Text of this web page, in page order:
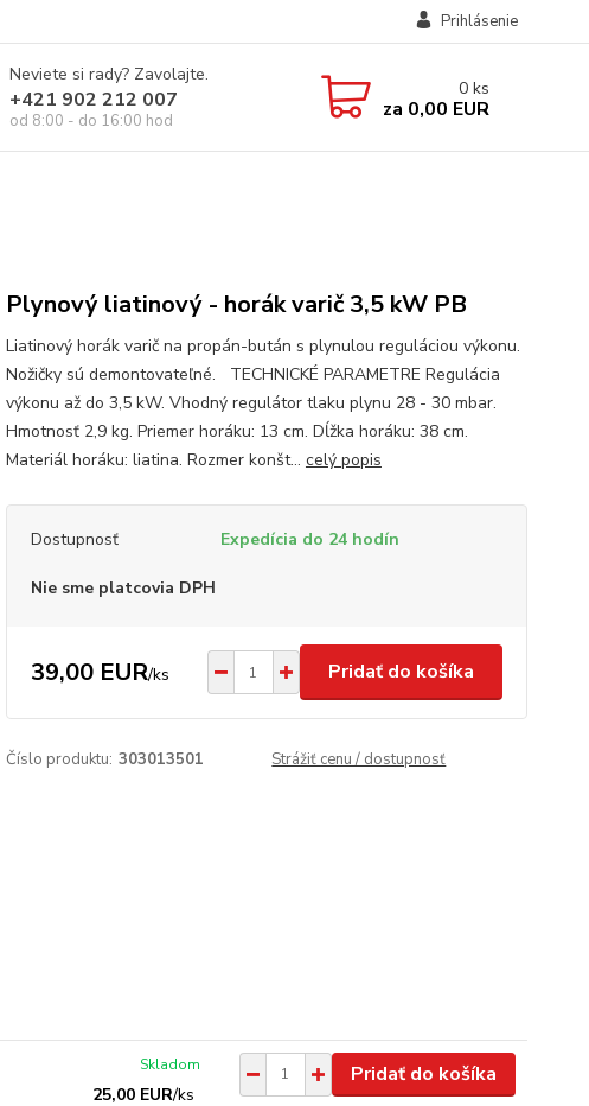
Prihlásenie
Neviete si rady? Zavolajte.
+421 902 212 007
od 8:00 - do 16:00 hod
0 ks
za 0,00 EUR
Plynový liatinový - horák varič 3,5 kW PB
Liatinový horák varič na propán-bután s plynulou reguláciou výkonu.
Nožičky sú demontovateľné. TECHNICKÉ PARAMETRE Regulácia
výkonu až do 3,5 kW. Vhodný regulátor tlaku plynu 28 - 30 mbar.
Hmotnosť 2,9 kg. Priemer horáku: 13 cm. Dĺžka horáku: 38 cm.
Materiál horáku: liatina. Rozmer konšt... celý popis
Dostupnosť Expedícia do 24 hodín
Nie sme platcovia DPH
39,00 EUR/ks Pridať do košíka
Číslo produktu: 303013501 Strážiť cenu / dostupnosť
25,00 EUR/ks
Skladom Pridať do košíka